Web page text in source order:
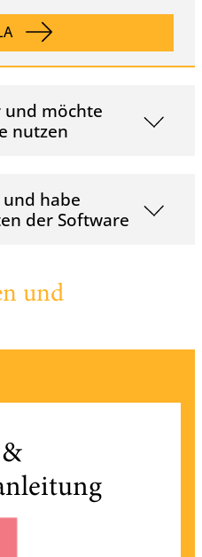
möchte
nutzen
habe
der Software
und